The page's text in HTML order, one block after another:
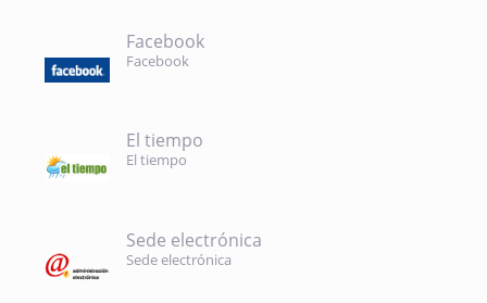
Facebook
Facebook
El tiempo
El tiempo
Sede electrónica
Sede electrónica